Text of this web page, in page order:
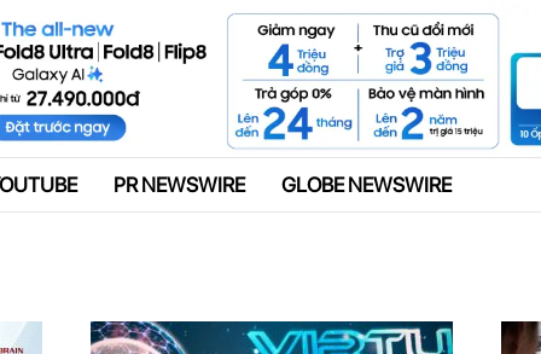
Quảng cáo
PR NEWSWIRE GLOBE NEWSWIRE